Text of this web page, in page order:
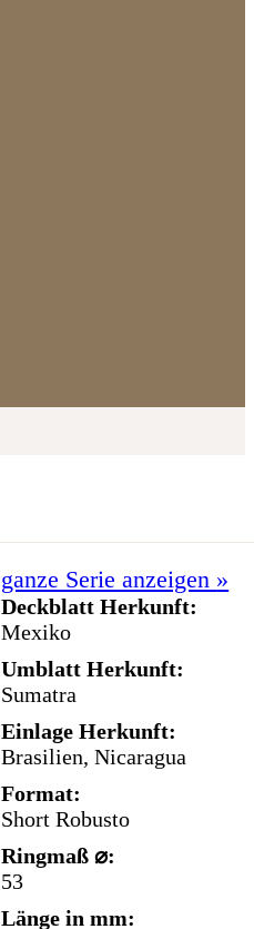
ganze Serie anzeigen »
Deckblatt Herkunft:
Mexiko
Umblatt Herkunft:
Sumatra
Einlage Herkunft:
Brasilien, Nicaragua
Format:
Short Robusto
Ringmaß ⌀:
53
Länge in mm: